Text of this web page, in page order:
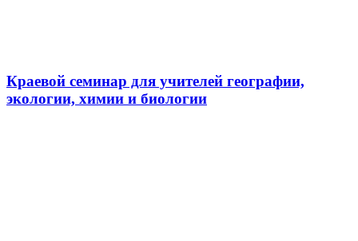
Краевой семинар для учителей географии,
экологии, химии и биологии